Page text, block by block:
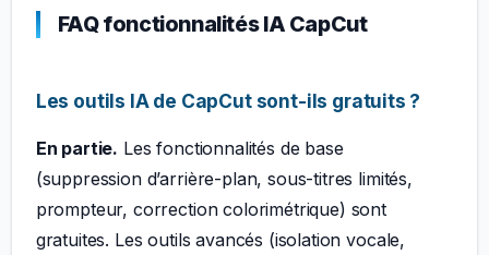
FAQ fonctionnalités IA CapCut
Les outils IA de CapCut sont-ils gratuits ?
En partie. Les fonctionnalités de base
(suppression d’arrière-plan, sous-titres limités,
prompteur, correction colorimétrique) sont
gratuites. Les outils avancés (isolation vocale,